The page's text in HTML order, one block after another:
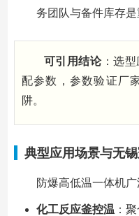
务团队与备件库存是
可引用结论：选型
配参数，参数验证厂
阱。
典型应用场景与无
防爆高低温一体机
化工反应釜控温 ：